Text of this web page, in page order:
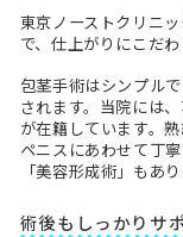
東京ノーストクリニ
で、仕上がりにこだ
包茎手術はシンプル
されます。当院には
が在籍しています。
ペニスにあわせて丁
「美容形成術」もあ
術後もしっかりサ